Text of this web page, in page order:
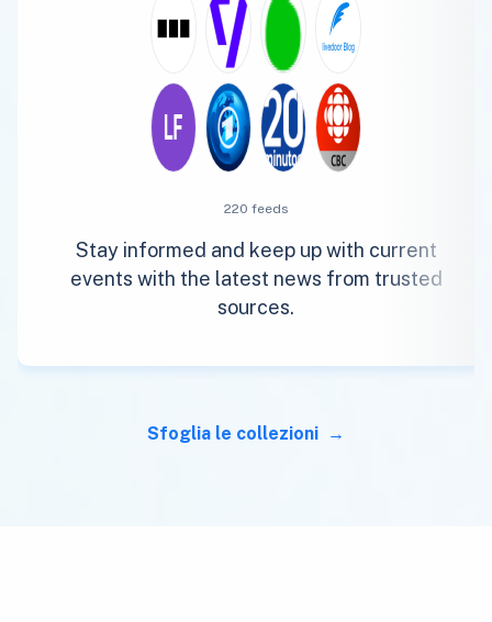
220 feeds
Stay informed and keep up with current
events with the latest news from trusted
sources.
Sfoglia le collezioni